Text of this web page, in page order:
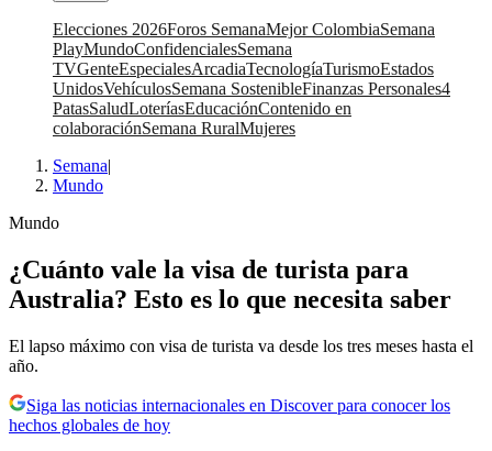
Elecciones 2026Foros SemanaMejor ColombiaSemana
PlayMundoConfidencialesSemana
TVGenteEspecialesArcadiaTecnologíaTurismoEstados
UnidosVehículosSemana SostenibleFinanzas Personales4
PatasSaludLoteríasEducaciónContenido en
colaboraciónSemana RuralMujeres
Semana|
Mundo
Mundo
¿Cuánto vale la visa de turista para
Australia? Esto es lo que necesita saber
El lapso máximo con visa de turista va desde los tres meses hasta el
año.
Siga las noticias internacionales en Discover para conocer los
hechos globales de hoy